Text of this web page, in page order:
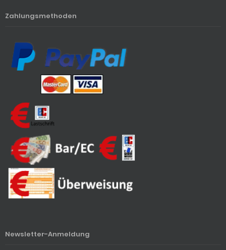
Zahlungsmethoden
Newsletter-Anmeldung